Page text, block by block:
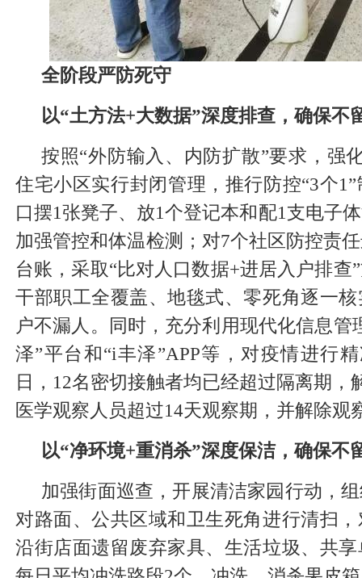
全阶段严防死守
以“土方法+大数据”深度排查，确保不
按照“外防输入、内防扩散”要求，强
住宅小区实行封闭管理，推行防控“3个
口摆1张凳子、放1个登记本和配1支电子
加强管控和体温检测；对7个社区防控责
台账，采取“比对人口数据+进居入户排查
干部职工全覆盖、地毯式、零死角逐一
户不漏人。同时，充分利用现代化信息管
泽”平台和“i丰泽”APP等，对疫情进行
日，12名密切接触者均已经超过隔离期，
医学观察人员超过14天观察期，并解除观
以“净环境+重消杀”深度保洁，确保不
加强街面巡查，开展清洁家园行动，
对路面、公共区域和卫生死角进行清扫
沿街店面遗留废弃家具、生活垃圾、共